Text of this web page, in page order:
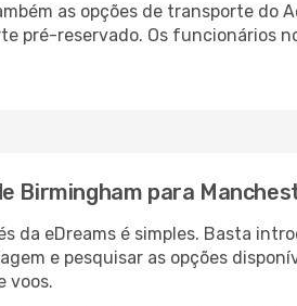
as opções de transporte do
pré-reservado. Os funcionários
Birmingham para
da eDreams é simples. Basta
e pesquisar as opções
voos.